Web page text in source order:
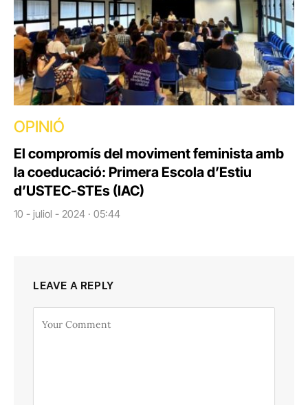
OPINIÓ
El compromís del moviment feminista amb
la coeducació: Primera Escola d’Estiu
d’USTEC-STEs (IAC)
10 - juliol - 2024 · 05:44
LEAVE A REPLY